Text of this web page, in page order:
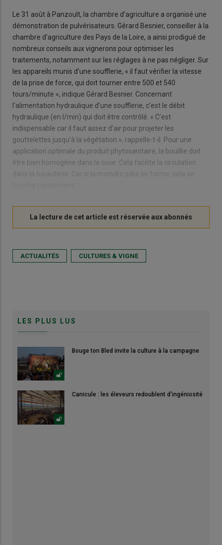
Le 31 août à Panzoult, la chambre d’agriculture a organisé une
démonstration de pulvérisateurs. Gérard Besnier, conseiller à la
chambre d’agriculture des Pays de la Loire, a ainsi prodigué de
nombreux conseils aux vignerons pour optimiser les
traitements, notamment sur les réglages à ne pas négliger. Sur
les appareils munis d’une soufflerie, « il faut vérifier la vitesse
de la prise de force, qui doit tourner entre 500 et 540
tours/minute », indique Gérard Besnier. Concernant
l’alimentation hydraulique d’une soufflerie, c’est le débit
hydraulique (en l/min) qui doit être contrôlé. « C’est
indispensable car il faut assez d’air pour projeter les
gouttelettes jusqu’à la végétation », rappelle-t-il. Pour une
application optimale du produit phytosanitaire, la bouillie doit
être bien homogène dans la cuve. Cela facilite la circulation
ACTUALITÉS CULTURES & VIGNE
LES PLUS LUS
Bouge ton Bled invite la culture à la campagne
Canicule : les éleveurs redoublent d'ingéniosité